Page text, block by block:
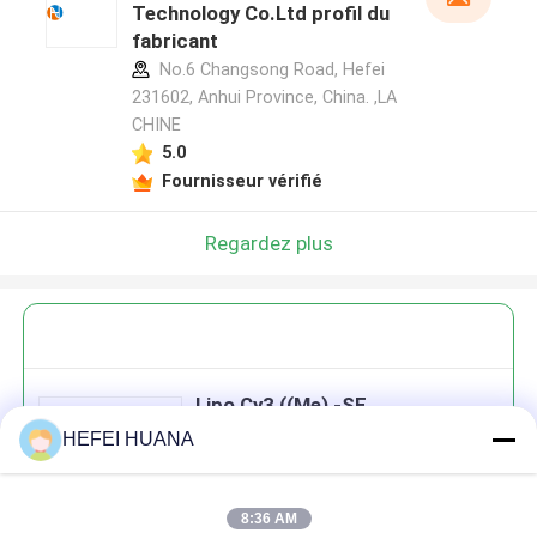
Technology Co.Ltd profil du
fabricant
No.6 Changsong Road, Hefei
231602, Anhui Province, China. ,LA
CHINE
5.0
Fournisseur vérifié
Regardez plus
Lipo Cy3 ((Me) -SE
HEFEI HUANA
8:36 AM